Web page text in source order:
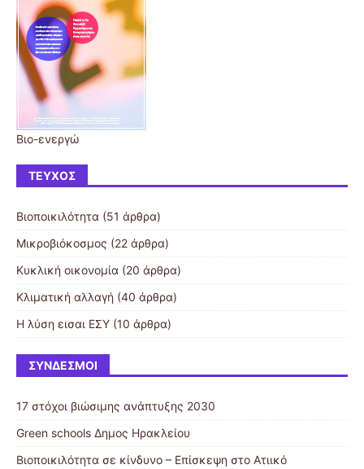
Βιο-ενεργώ
ΤΕΎΧΟΣ
Βιοποικιλότητα (51 άρθρα)
Μικροβιόκοσμος (22 άρθρα)
Κυκλική οικονομία (20 άρθρα)
Κλιματική αλλαγή (40 άρθρα)
Η λύση εισαι ΕΣΥ (10 άρθρα)
ΣΎΝΔΕΣΜΟΙ
17 στόχοι βιώσιμης ανάπτυξης 2030
Green schools Δημος Ηρακλείου
Βιοποικιλότητα σε κίνδυνο – Επίσκεψη στο Ατιικό